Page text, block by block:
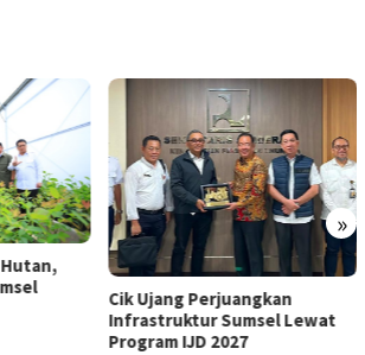
»
Cik Ujang Perjuangkan
Infrastruktur Sumsel Lewat
Program IJD 2027